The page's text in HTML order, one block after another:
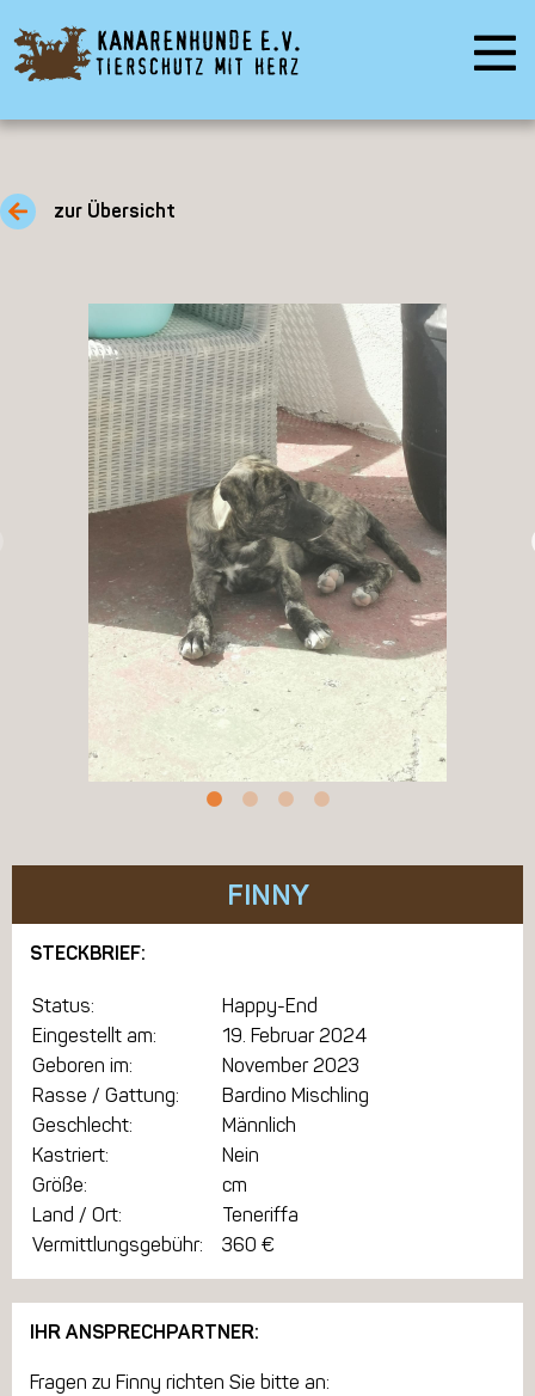
zur Übersicht
FINNY
STECKBRIEF:
Status:
Happy-End
Eingestellt am:
19. Februar 2024
Geboren im:
November 2023
Rasse / Gattung:
Bardino Mischling
Geschlecht:
Männlich
Kastriert:
Nein
Größe:
cm
Land / Ort:
Teneriffa
Vermittlungsgebühr:
360 €
IHR ANSPRECHPARTNER:
Fragen zu Finny richten Sie bitte an: